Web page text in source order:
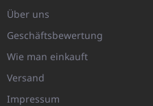
Über uns
Geschäftsbewertung
Wie man einkauft
Versand
Impressum